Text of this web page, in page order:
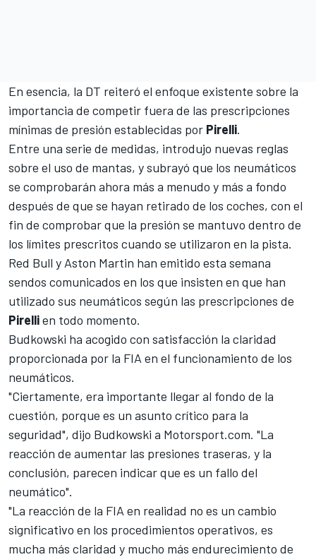
En esencia, la DT reiteró el enfoque existente sobre la
importancia de competir fuera de las prescripciones
mínimas de presión establecidas por Pirelli.
Entre una serie de medidas, introdujo nuevas reglas
sobre el uso de mantas, y subrayó que los neumáticos
se comprobarán ahora más a menudo y más a fondo
después de que se hayan retirado de los coches, con el
fin de comprobar que la presión se mantuvo dentro de
los límites prescritos cuando se utilizaron en la pista.
Red Bull y Aston Martin han emitido esta semana
sendos comunicados en los que insisten en que han
utilizado sus neumáticos según las prescripciones de
Pirellien todo momento.
Budkowski ha acogido con satisfacción la claridad
proporcionada por la FIA en el funcionamiento de los
neumáticos.
"Ciertamente, era importante llegar al fondo de la
cuestión, porque es un asunto crítico para la
seguridad", dijo Budkowski a Motorsport.com. "La
reacción de aumentar las presiones traseras, y la
conclusión, parecen indicar que es un fallo del
neumático".
"La reacción de la FIA en realidad no es un cambio
significativo en los procedimientos operativos, es
mucha más claridad y mucho más endurecimiento de